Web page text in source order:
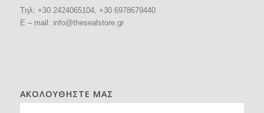
Tηλ: +30 2424065104, +30 6978679440
E – mail: info@thesealstore.gr
ΑΚΟΛΟΥΘΗΣΤΕ ΜΑΣ